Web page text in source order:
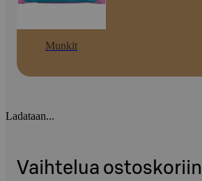
Munkit
Ladataan...
Vaihtelua ostoskoriin